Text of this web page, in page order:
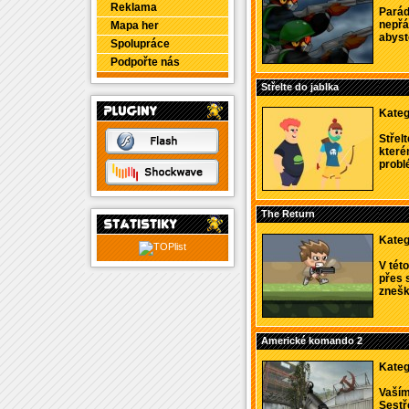
Reklama
Mapa her
Spolupráce
Podpořte nás
Střelte do jablka
The Return
V
přes
Americké komando 2